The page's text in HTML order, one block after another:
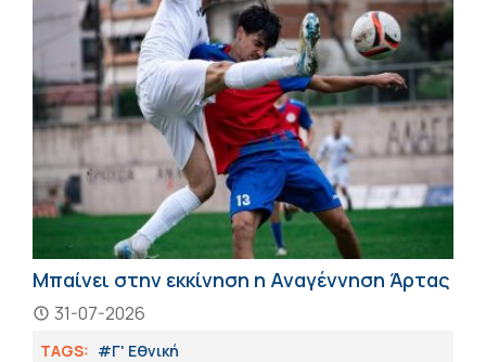
Μπαίνει στην εκκίνηση η Αναγέννηση Άρτας
31-07-2026
TAGS: #Γ' Εθνική